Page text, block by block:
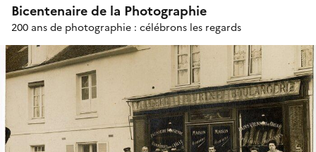
Bicentenaire de la Photographie
200 ans de photographie : célébrons les regards